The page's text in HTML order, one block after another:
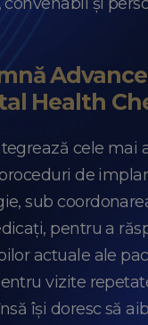
Health
cele mai
de
sub
pentru a
actuale ale
vizite
își doresc să